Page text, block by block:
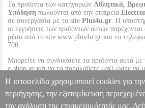
Τα προϊόντα των κατηγοριών Αθλητικά,
Υπόδηση πωλούνται από την εταιρεία
σε συνεργασία με το site Plus4u.gr. Η
οι εγγυήσεις των προϊόντων αυτών παρέχονται
μέσα από το site www.plus4u.gr και το
700.
Μπορείτε να συνδυάσετε τα προϊόντα αυτά με
e-shop.gr και να τα παραλάβετε μαζί ώστε να
αποστολής. Μπορείτε επίσης να παραλάβετε
point με μηδενικά έξοδα αποστολής
Η ιστοσελίδα χρησιμοποιεί cookies για
περιήγησης, την εξατομίκευση
την ανάλυση της επισκεψιμότητάς μας.